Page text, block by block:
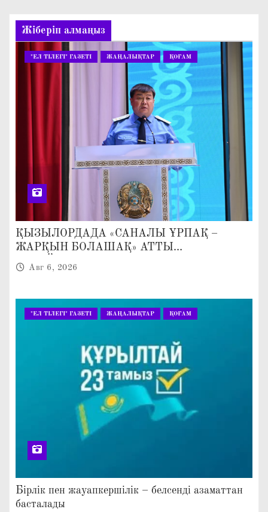
Жіберіп алмаңыз
"ЕЛ ТІЛЕГІ" ГАЗЕТІ ЖАҢАЛЫҚТАР ҚОҒАМ
ҚЫЗЫЛОРДАДА «САНАЛЫ ҰРПАҚ –
ЖАРҚЫН БОЛАШАҚ» АТТЫ
КЕҢЕЙТІЛГЕН МӘЖІЛІС ӨТТІ
Авг 6, 2026
"ЕЛ ТІЛЕГІ" ГАЗЕТІ ЖАҢАЛЫҚТАР ҚОҒАМ
Бірлік пен жауапкершілік – белсенді азаматтан
басталады